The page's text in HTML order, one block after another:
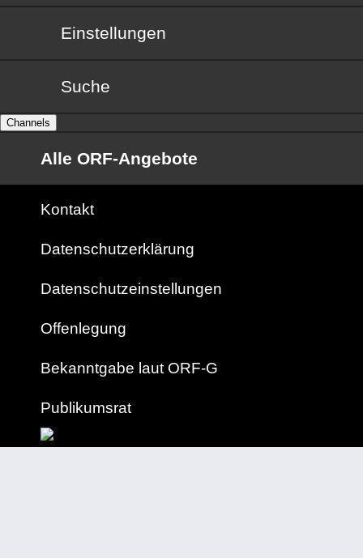
Einstellungen
Suche
Channels
Alle ORF-Angebote
Kontakt
Datenschutzerklärung
Datenschutzeinstellungen
Offenlegung
Bekanntgabe laut ORF-G
Publikumsrat